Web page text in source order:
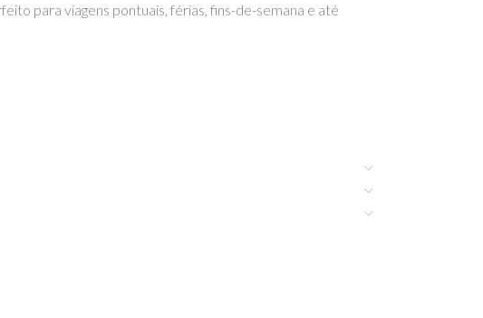
para viagens pontuais, férias, fins-de-semana e até